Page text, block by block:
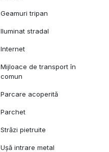
Geamuri tripan
Iluminat stradal
Internet
Mijloace de transport în
comun
Parcare acoperită
Parchet
Străzi pietruite
Ușă intrare metal